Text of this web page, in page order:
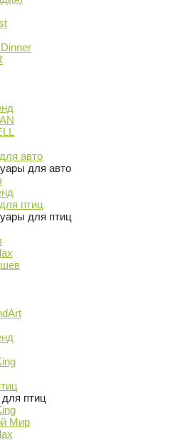
авто
для авто
птиц
для птиц
для птиц
Мир